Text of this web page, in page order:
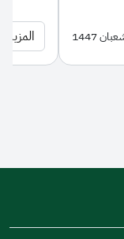
المزيد